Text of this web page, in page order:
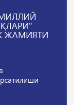
ЖАМИЯТИ